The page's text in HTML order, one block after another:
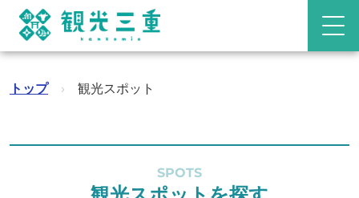
トップ › 観光スポット
SPOTS